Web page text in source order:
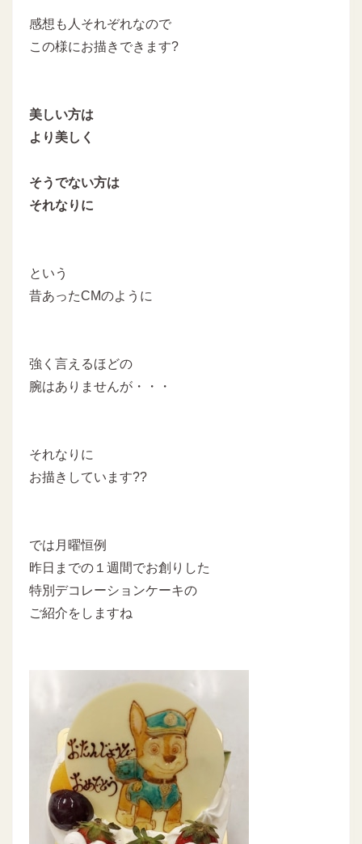
感想も人それぞれなので
この様にお描きできます?
美しい方は
より美しく
そうでない方は
それなりに
という
昔あったCMのように
強く言えるほどの
腕はありませんが・・・
それなりに
お描きしています??
では月曜恒例
昨日までの１週間でお創りした
特別デコレーションケーキの
ご紹介をしますね